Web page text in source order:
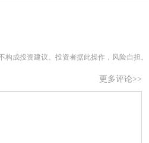
成投资建议。投资者据此操作，风险自担。
更多评论>>